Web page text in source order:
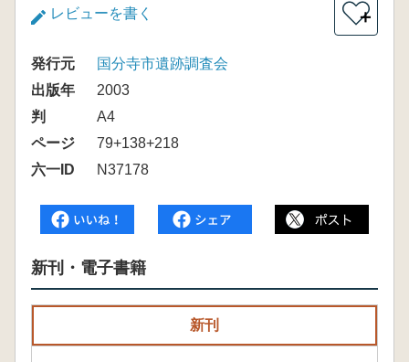
レビューを書く ＋
発行元
国分寺市遺跡調査会
出版年
2003
判
A4
ページ
79+138+218
六一ID
N37178
新刊・電子書籍
新刊